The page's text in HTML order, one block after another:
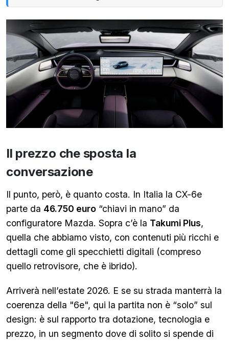
Il prezzo che sposta la
conversazione
Il punto, però, è quanto costa. In Italia la CX-6e
parte da 46.750 euro “chiavi in mano” da
configuratore Mazda. Sopra c’è la Takumi Plus,
quella che abbiamo visto, con contenuti più ricchi e
dettagli come gli specchietti digitali (compreso
quello retrovisore, che è ibrido).
Arriverà nell’estate 2026. E se su strada manterrà la
coerenza della "6e", qui la partita non è “solo” sul
design: è sul rapporto tra dotazione, tecnologia e
prezzo, in un segmento dove di solito si spende di